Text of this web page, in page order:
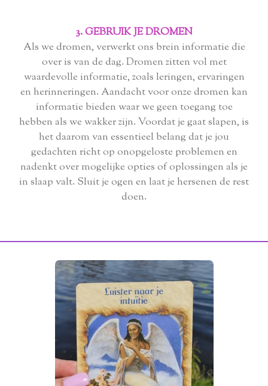
3. GEBRUIK JE DROMEN
Als we dromen, verwerkt ons brein informatie die
over is van de dag. Dromen zitten vol met
waardevolle informatie, zoals leringen, ervaringen
en herinneringen. Aandacht voor onze dromen kan
informatie bieden waar we geen toegang toe
hebben als we wakker zijn. Voordat je gaat slapen, is
het daarom van essentieel belang dat je jou
gedachten richt op onopgeloste problemen en
nadenkt over mogelijke opties of oplossingen als je
in slaap valt. Sluit je ogen en laat je hersenen de rest
doen.